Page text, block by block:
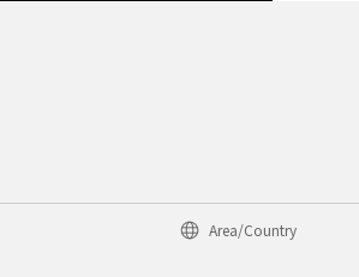
Area/Country